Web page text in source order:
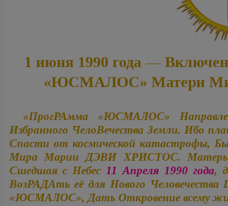
1 июня 1990 года —
«ЮСМАЛОС» Матери
«ПрогРАмма «ЮСМАЛОС»
Избранного ЧелоВечества Земли. Ибо
Спасти от космической катастрофы,
МираМарии ДЭВИ ХРИСТОС.
Сшедшая с Небес11 Апреля 1990 года,
ВозРАДАть её для Нового
«ЮСМАЛОС», Дать Откровение всему